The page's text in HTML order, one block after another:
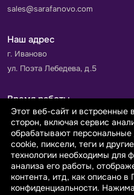
sales@sarafanovo.com
Наш адрес
г. Иваново
ул. Поэта Лебедева, д.5
Время работы
Пн-Пт с 9.00 до 18.00
Сб-Вс: выходной
Принимаем к оплате
Этот веб-сайт и встроенные
сторон, включая сервис
обрабатывают
cookie, пиксели, теги и
технологии необходимы для
анализа его работы,
контента, итд, как описано в
конфиденциальности.